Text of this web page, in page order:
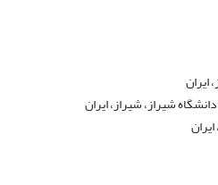
شیراز، شیراز، ایران